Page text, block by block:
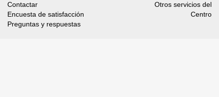
Contactar
Encuesta de satisfacción
Preguntas y respuestas
Otros servicios del
Centro